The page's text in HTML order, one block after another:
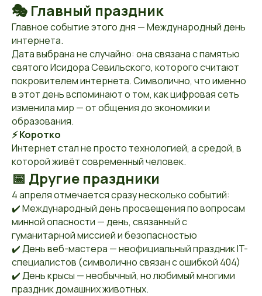
🎭 Главный праздник
Главное событие этого дня — Международный день
интернета.
Дата выбрана не случайно: она связана с памятью
святого Исидора Севильского, которого считают
покровителем интернета. Символично, что именно
в этот день вспоминают о том, как цифровая сеть
изменила мир — от общения до экономики и
образования.
⚡ Коротко
Интернет стал не просто технологией, а средой, в
которой живёт современный человек.
📅 Другие праздники
4 апреля отмечается сразу несколько событий:
✔️ Международный день просвещения по вопросам
минной опасности — день, связанный с
гуманитарной миссией и безопасностью
✔️ День веб-мастера — неофициальный праздник IT-
специалистов (символично связан с ошибкой 404)
✔️ День крысы — необычный, но любимый многими
праздник домашних животных.